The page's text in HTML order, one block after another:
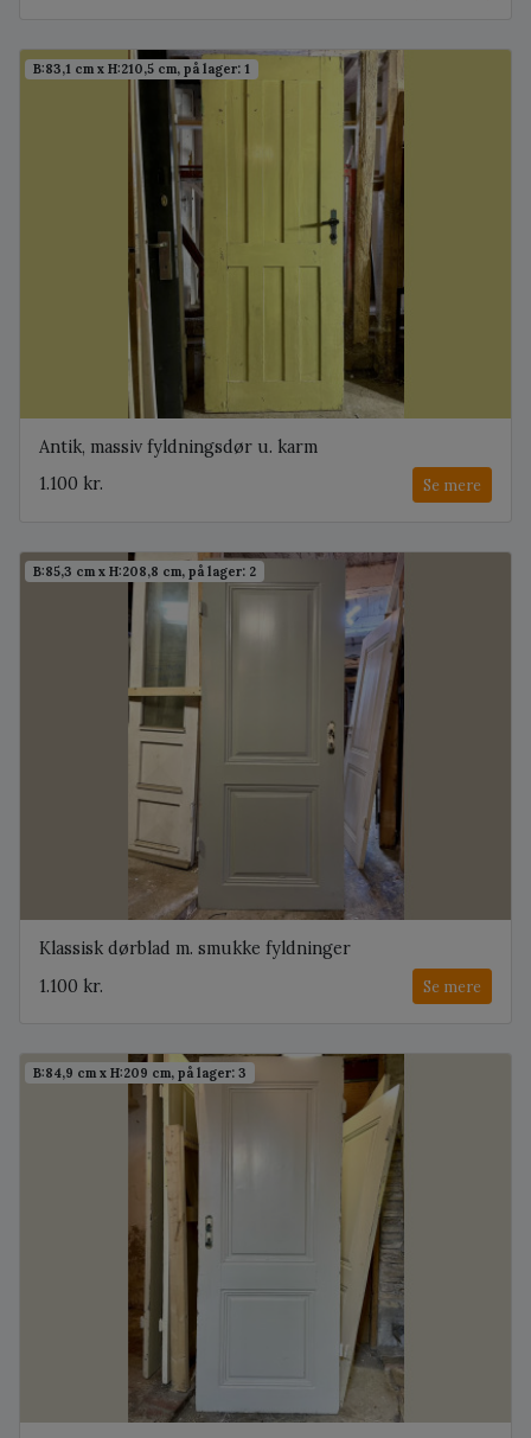
B:83,1 cm x H:210,5 cm, på lager: 1
Antik, massiv fyldningsdør u. karm
1.100 kr.
Se mere
B:85,3 cm x H:208,8 cm, på lager: 2
Klassisk dørblad m. smukke fyldninger
1.100 kr.
Se mere
B:84,9 cm x H:209 cm, på lager: 3